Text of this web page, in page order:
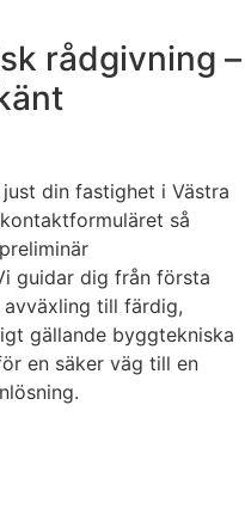
rådgivning –
din fastighet i Västra
så
guidar dig från första
till färdig,
gällande byggtekniska
en säker väg till en